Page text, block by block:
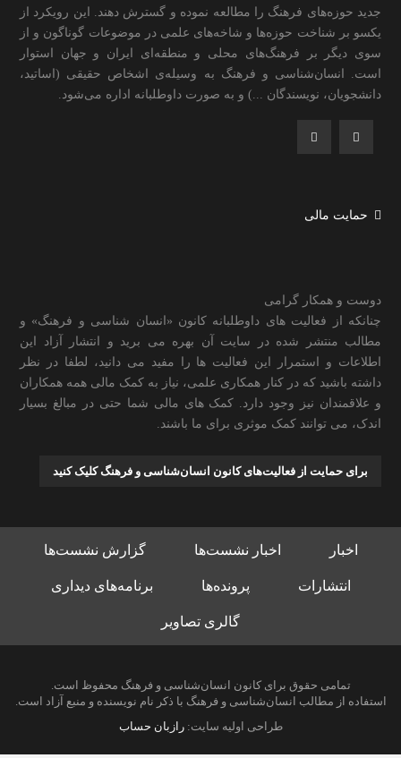
جدید حوزه‌های فرهنگ را مطالعه نموده و گسترش دهند. این رویکرد از
یکسو بر شناخت حوزه‌ها و شاخه‌های علمی در موضوعات گوناگون و از
سوی دیگر بر فرهنگ‌های محلی و منطقه‌ای ایران و جهان استوار
است. انسان‌شناسی و فرهنگ به وسیله‌ی اشخاص حقیقی (اساتید،
دانشجویان، نویسندگان ...) و به صورت داوطلبانه اداره می‌شود.
حمایت مالی
دوست و همکار گرامی
چنانکه از فعالیت های داوطلبانه کانون «انسان شناسی و فرهنگ» و
مطالب منتشر شده در سایت آن بهره می برید و انتشار آزاد این
اطلاعات و استمرار این فعالیت ها را مفید می دانید، لطفا در نظر
داشته باشید که در کنار همکاری علمی، نیاز به کمک مالی همه همکاران
و علاقمندان نیز وجود دارد. کمک های مالی شما حتی در مبالغ بسیار
اندک، می توانند کمک موثری برای ما باشند.
برای حمایت از فعالیت‌های کانون انسان‌شناسی و فرهنگ کلیک کنید
اخبار اخبار نشست‌ها گزارش نشست‌ها
انتشارات پرونده‌ها برنامه‌های دیداری
گالری تصاویر
تمامی حقوق برای کانون انسان‌شناسی و فرهنگ محفوظ است.
استفاده از مطالب انسان‌شناسی و فرهنگ با ذکر نام نویسنده و منبع آزاد است.
طراحی اولیه سایت:رازبان حساب